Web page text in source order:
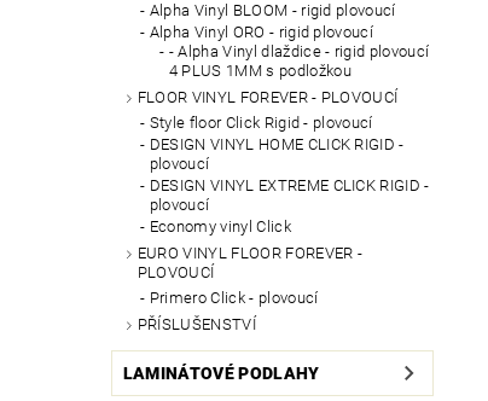
Alpha Vinyl BLOOM - rigid plovoucí
Alpha Vinyl ORO - rigid plovoucí
- Alpha Vinyl dlaždice - rigid plovoucí
4 PLUS 1MM s podložkou
FLOOR VINYL FOREVER - PLOVOUCÍ
Style floor Click Rigid - plovoucí
DESIGN VINYL HOME CLICK RIGID -
plovoucí
DESIGN VINYL EXTREME CLICK RIGID -
plovoucí
Economy vinyl Click
EURO VINYL FLOOR FOREVER -
PLOVOUCÍ
Primero Click - plovoucí
PŘÍSLUŠENSTVÍ
LAMINÁTOVÉ PODLAHY